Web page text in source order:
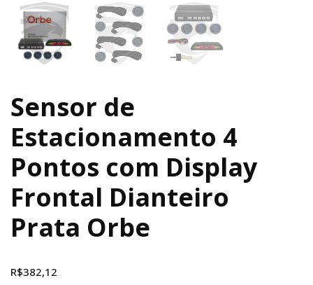
Sensor de
Estacionamento 4
Pontos com Display
Frontal Dianteiro
Prata Orbe
R$382,12